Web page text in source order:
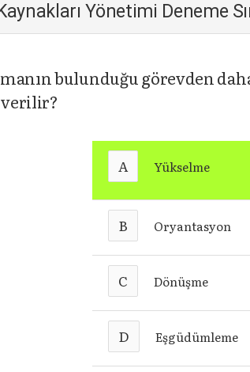
Yönetimi Deneme
bulunduğu görevden
verilir?
A Yükselme
B Oryantasyon
C Dönüşme
D Eşgüdümleme